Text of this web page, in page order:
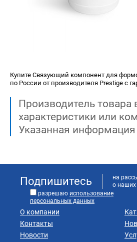
Купите Связующий компонент для
по России от производителя Prestige с
Производитель товара
характеристики или
Указанная
Подпишитесь
на
о наших
разрешаю использование
персональных данных
О компании
Контакты
Новости